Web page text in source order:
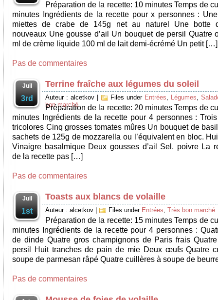
Préparation de la recette: 10 minutes Temps de
minutes Ingrédients de la recette pour x personnes :
miettes de crabe de 145g net au naturel Une botte
nouveaux Une gousse d’ail Un bouquet de persil Quatre
ml de crème liquide 100 ml de lait demi-écrémé Un petit […]
Pas de commentaires
Juil
3rd
Terrine fraîche aux légumes du soleil
Auteur : alcetkov Files under Entrées, Légumes,
bon marché
Préparation de la recette: 20 minutes Temps de
minutes Ingrédients de la recette pour 4 personnes :
tricolores Cinq grosses tomates mûres Un bouquet de
sachets de 125g de mozzarella ou l’équivalent en bloc.
Vinaigre basalmique Deux gousses d’ail Sel, poivre La
de la recette pas […]
Pas de commentaires
Juil
1st
Toasts aux blancs de volaille
Auteur : alcetkov Files under Entrées, Très bon marché
Préparation de la recette: 15 minutes Temps de
minutes Ingrédients de la recette pour 4 personnes :
de dinde Quatre gros champignons de Paris frais
persil Huit tranches de pain de mie Deux œufs Quatre
soupe de parmesan râpé Quatre cuillères à soupe de
Pas de commentaires